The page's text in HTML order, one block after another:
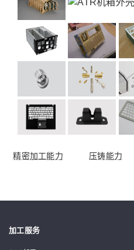
精密加工能力 压铸能力
加工服务